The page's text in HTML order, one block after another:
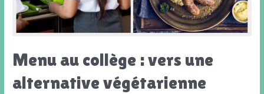
Menu au collège : vers une
alternative végétarienne